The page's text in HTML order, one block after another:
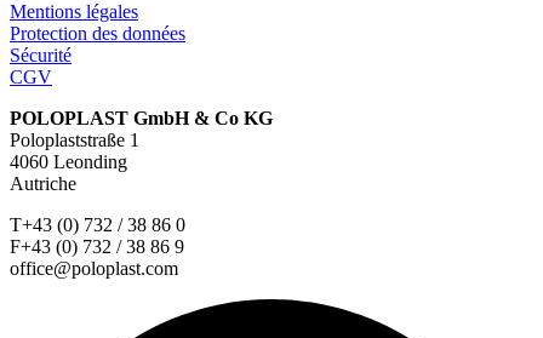
Mentions légales
Protection des données
Sécurité
CGV
POLOPLAST GmbH & Co KG
Poloplaststraße 1
4060 Leonding
Autriche
T+43 (0) 732 / 38 86 0
F+43 (0) 732 / 38 86 9
office@poloplast.com